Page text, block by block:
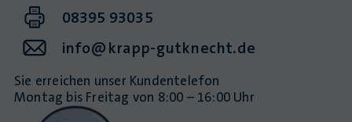
08395 93035
info@krapp-gutknecht.de
Sie erreichen unser Kundentelefon
Montag bis Freitag von 8:00 – 16:00 Uhr